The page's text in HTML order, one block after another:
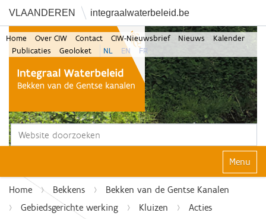
VLAANDEREN integraalwaterbeleid.be
Zoek
Home Over CIW Contact CIW-Nieuwsbrief Nieuws
Kalender
Publicaties
Geoloket NL EN FR
Klap
Home Bekkens
Bekken van de Gentse Kanalen
Gebiedsgerichte werking
Kluizen
Acties